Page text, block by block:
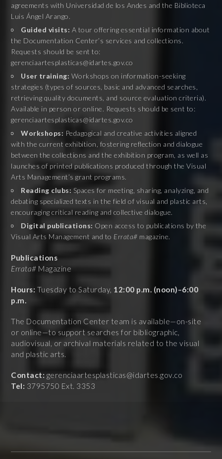
agreements with Universidad de los Andes and the Biblioteca
Luis Ángel Arango.
Guided visits: A tour offering essential information about
the Documentation Center’s services and collections.
Requests should be sent to:
gerenciaartesplasticas@idartes.gov.co
User training: Workshops on information-seeking
strategies (types of sources, basic and advanced searches,
retrieving quality documents, and source evaluation criteria).
Available in person or online. Requests should be sent to:
gerenciaartesplasticas@idartes.gov.co
Workshops: Pedagogical and creative activities aligned
with the current exhibition, fostering reflection and dialogue
between the collections and the exhibition program, as well as
launches of printed publications produced through the Visual
Arts Management’s grant programs.
Reading clubs: Spaces for meeting, sharing, analyzing, and
debating specialized texts in the field of visual and plastic arts,
encouraging critical reading and collective dialogue.
Digital publications: Open access to publications by the
Visual Arts Management and to Errata# magazine.
Publications
Errata# Magazine
Hours: Tuesday to Saturday, 12:00 p.m. (noon)–6:00
p.m.
The Documentation Center team is available—on-site
or online—to support searches for bibliographic,
audiovisual, or archival materials related to the visual
and plastic arts.
Contact: gerenciaartesplasticas@idartes.gov.co
Tel: 3795750 Ext. 3353